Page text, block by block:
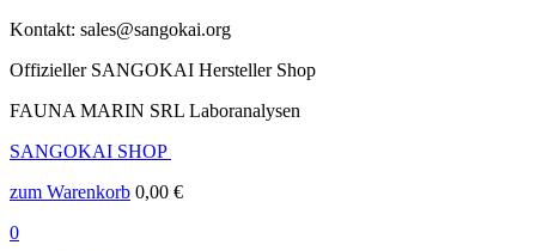
Kontakt: sales@sangokai.org
Offizieller SANGOKAI Hersteller Shop
FAUNA MARIN SRL Laboranalysen
SANGOKAI SHOP
zum Warenkorb 0,00 €
0